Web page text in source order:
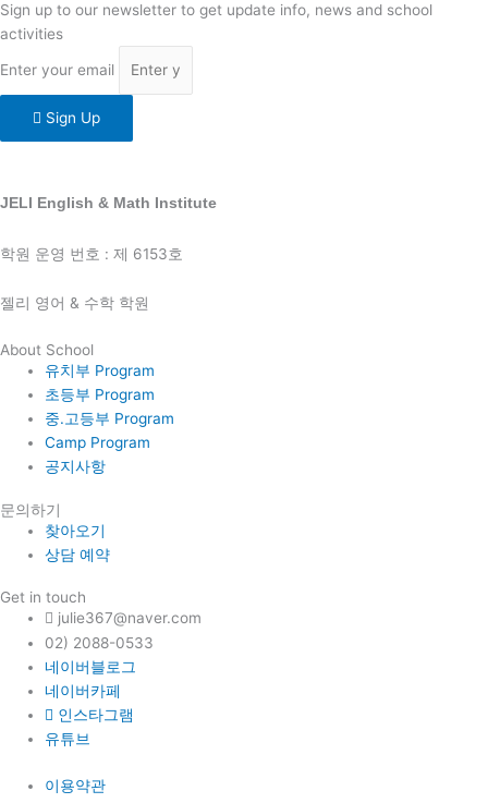
Sign up to our newsletter to get update info, news and school
activities
Enter your email
Sign Up
JELI English & Math Institute
학원 운영 번호 : 제 6153호
젤리 영어 & 수학 학원
About School
유치부 Program
초등부 Program
중.고등부 Program
Camp Program
공지사항
문의하기
찾아오기
상담 예약
Get in touch
julie367@naver.com
02) 2088-0533
네이버블로그
네이버카페
인스타그램
유튜브
이용약관